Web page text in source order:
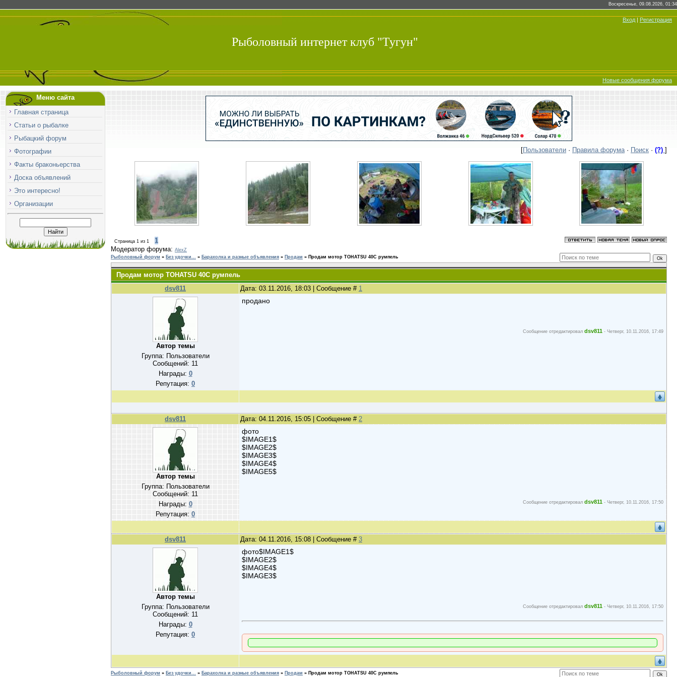
Воскресенье, 09.08.2026, 01:34
Вход | Регистрация
Рыболовный интернет клуб "Тугун"
Новые сообщения форума
Меню сайта
Главная страница
Статьи о рыбалке
Рыбацкий форум
Фотографии
Факты браконьерства
Доска объявлений
Это интересно!
Организации
[Пользователи · Правила форума· Поиск · (?) ]
Страница 1 из 1
1
Модератор форума: AlexZ
Рыболовный форум » Без удочки... » Барахолка и разные объявления » Продам » Продам мотор TOHATSU 40C румпель
Продам мотор TOHATSU 40C румпель
dsv811
Дата: 03.11.2016, 18:03 | Сообщение # 1
Автор темы
Группа: Пользователи
Сообщений: 11
Награды: 0
Репутация: 0
продано
Сообщение отредактировал dsv811 - Четверг, 10.11.2016, 17:49
dsv811 Дата: 04.11.2016, 15:05 | Сообщение # 2
Автор темы
Группа: Пользователи
Сообщений: 11
Награды: 0
Репутация: 0
фото
$IMAGE1$
$IMAGE2$
$IMAGE3$
$IMAGE4$
$IMAGE5$
Сообщение отредактировал dsv811 - Четверг, 10.11.2016, 17:50
dsv811 Дата: 04.11.2016, 15:08 | Сообщение # 3
Автор темы
Группа: Пользователи
Сообщений: 11
Награды: 0
Репутация: 0
фото$IMAGE1$
$IMAGE2$
$IMAGE4$
$IMAGE3$
Сообщение отредактировал dsv811 - Четверг, 10.11.2016, 17:50
Рыболовный форум » Без удочки... » Барахолка и разные объявления » Продам » Продам мотор TOHATSU 40C румпель